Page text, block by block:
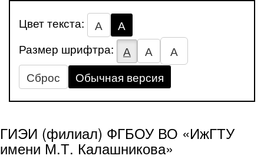
Цвет текста: А
А
Размер шрифтра:
А А
А
Сброс
Обычная версия
ГИЭИ (филиал) ФГБОУ ВО «ИжГТУ
имени М.Т. Калашникова»